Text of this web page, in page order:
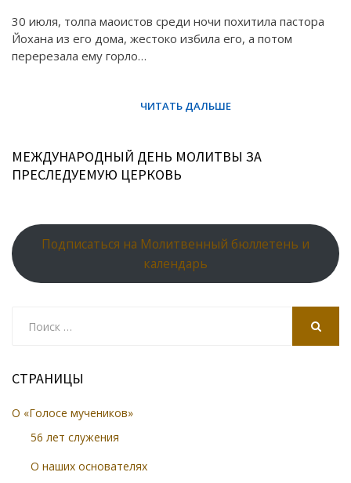
30 июля, толпа маоистов среди ночи похитила пастора
Йохана из его дома, жестоко избила его, а потом
перерезала ему горло…
МЕЖДУНАРОДНЫЙ ДЕНЬ МОЛИТВЫ ЗА
ПРЕСЛЕДУЕМУЮ ЦЕРКОВЬ
Подписаться на Молитвенный бюллетень и
календарь
СТРАНИЦЫ
О «Голосе мучеников»
56 лет служения
О наших основателях